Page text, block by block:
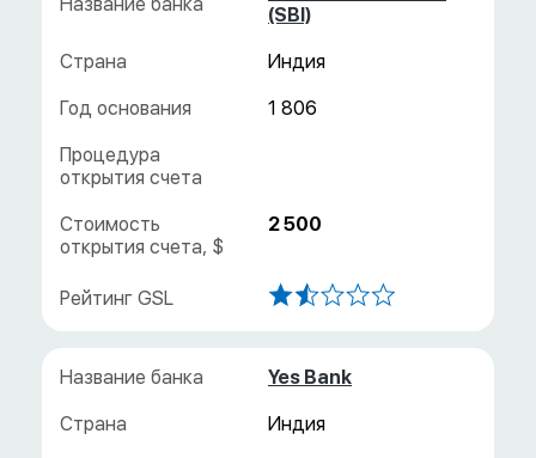
(SBI)
Индия
1 806
2 500
Yes Bank
Индия